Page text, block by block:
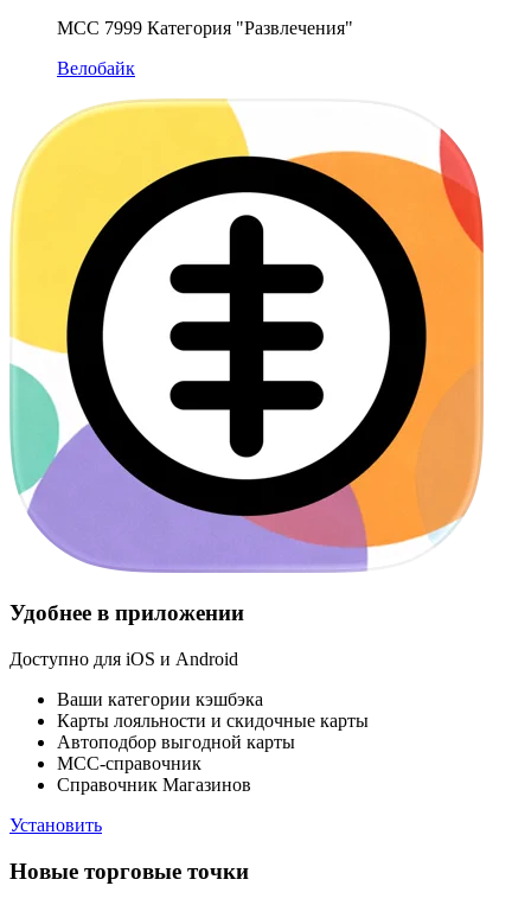
МСС 7999 Категория "Развлечения"
Велобайк
Удобнее в приложении
Доступно для iOS и Android
Ваши категории кэшбэка
Карты лояльности и скидочные карты
Автоподбор выгодной карты
МСС-справочник
Справочник Магазинов
Установить
Новые торговые точки